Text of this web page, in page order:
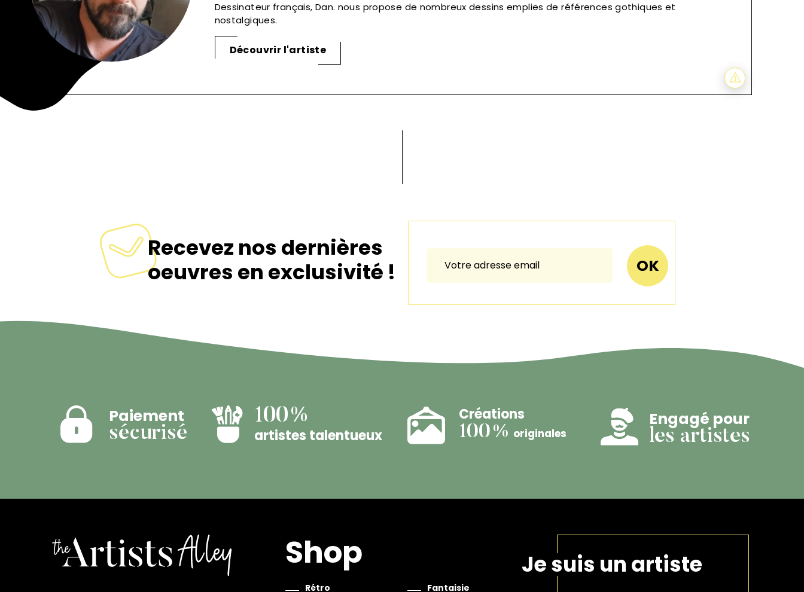
Dessinateur français, Dan. nous propose de nombreux dessins emplies de références gothiques et
nostalgiques.
Découvrir l'artiste
Recevez nos dernières
oeuvres en exclusivité !
Paiement
sécurisé
100%
artistes talentueux
Créations
100% originales
Engagé pour
les artistes
Shop
Rétro Fantaisie
Je suis un artiste